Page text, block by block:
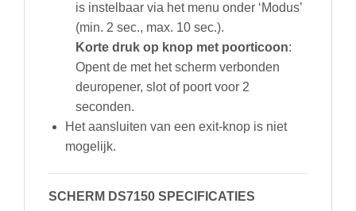
is instelbaar via het menu onder ‘Modus’
(min. 2 sec., max. 10 sec.).
Korte druk op knop met poorticoon:
Opent de met het scherm verbonden
deuropener, slot of poort voor 2
seconden.
Het aansluiten van een exit-knop is niet
mogelijk.
SCHERM DS7150 SPECIFICATIES